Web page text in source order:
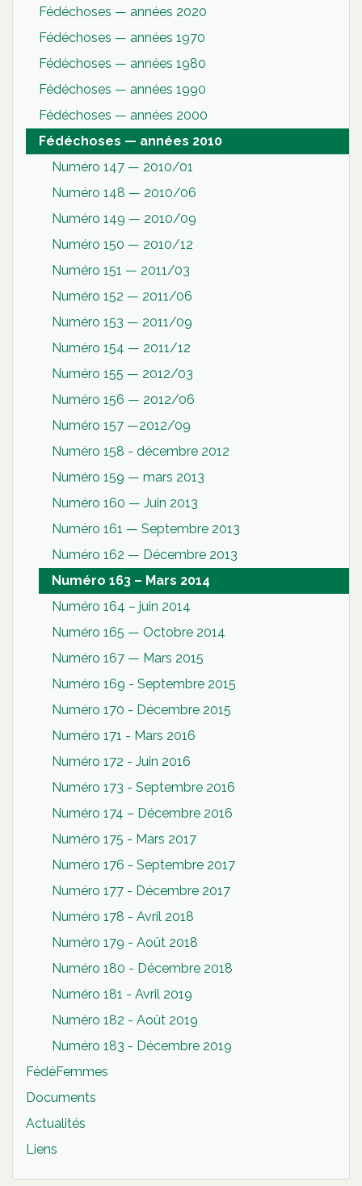
Fédéchoses — années 2020
Fédéchoses — années 1970
Fédéchoses — années 1980
Fédéchoses — années 1990
Fédéchoses — années 2000
Fédéchoses — années 2010
Numéro 147 — 2010/01
Numéro 148 — 2010/06
Numéro 149 — 2010/09
Numéro 150 — 2010/12
Numéro 151 — 2011/03
Numéro 152 — 2011/06
Numéro 153 — 2011/09
Numéro 154 — 2011/12
Numéro 155 — 2012/03
Numéro 156 — 2012/06
Numéro 157 —2012/09
Numéro 158 - décembre 2012
Numéro 159 — mars 2013
Numéro 160 — Juin 2013
Numéro 161 — Septembre 2013
Numéro 162 — Décembre 2013
Numéro 163 – Mars 2014
Numéro 164 – juin 2014
Numéro 165 — Octobre 2014
Numéro 167 — Mars 2015
Numéro 169 - Septembre 2015
Numéro 170 - Décembre 2015
Numéro 171 - Mars 2016
Numéro 172 - Juin 2016
Numéro 173 - Septembre 2016
Numéro 174 – Décembre 2016
Numéro 175 - Mars 2017
Numéro 176 - Septembre 2017
Numéro 177 - Décembre 2017
Numéro 178 - Avril 2018
Numéro 179 - Août 2018
Numéro 180 - Décembre 2018
Numéro 181 - Avril 2019
Numéro 182 - Août 2019
Numéro 183 - Décembre 2019
FédéFemmes
Documents
Actualités
Liens